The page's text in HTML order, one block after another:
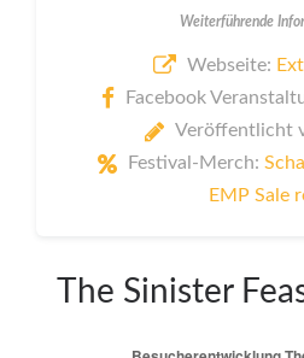
Weiterführende
Webseite:
Facebook
Veröffentlicht
Festival-Merch:
EMP Sale
The Sinister